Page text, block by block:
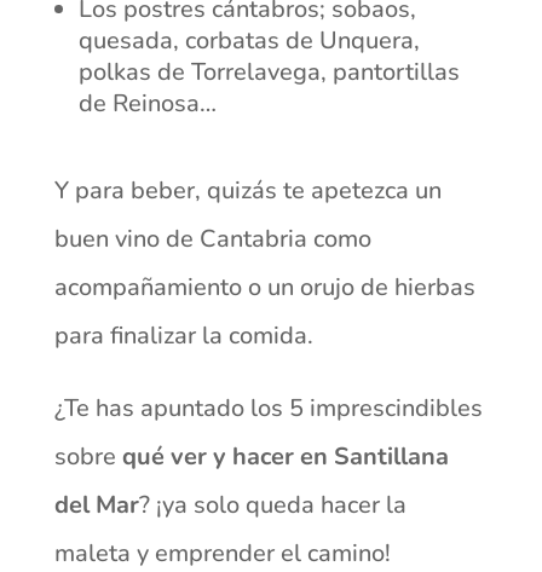
Los postres cántabros; sobaos,
quesada, corbatas de Unquera,
polkas de Torrelavega, pantortillas
de Reinosa…
Y para beber, quizás te apetezca un
buen vino de Cantabria como
acompañamiento o un orujo de hierbas
para finalizar la comida.
¿Te has apuntado los 5 imprescindibles
sobre qué ver y hacer en Santillana
del Mar? ¡ya solo queda hacer la
maleta y emprender el camino!